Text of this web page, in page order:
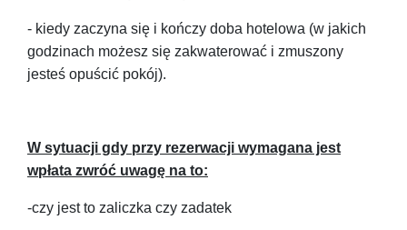
- kiedy zaczyna się i kończy doba hotelowa (w jakich
godzinach możesz się zakwaterować i zmuszony
jesteś opuścić pokój).
W sytuacji gdy przy rezerwacji wymagana jest
wpłata zwróć uwagę na to:
-czy jest to zaliczka czy zadatek